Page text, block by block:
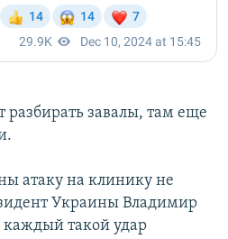
разбирать завалы, там еще
атаку на клинику не
Украины Владимир
каждый такой удар